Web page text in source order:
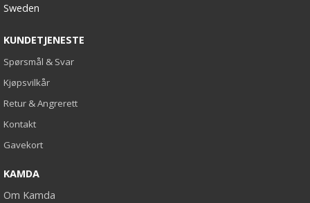
Sweden
KUNDETJENESTE
Spørsmål & Svar
Kjøpsvilkår
Retur & Angrerett
Kontakt
Gavekort
KAMDA
Om Kamda